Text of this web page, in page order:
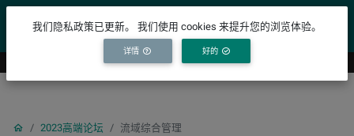
YICODE
2023高端论坛 流域综合管理
我们隐私政策已更新。 我们使用 cookies 来提升您的浏览体验。
详情 好的